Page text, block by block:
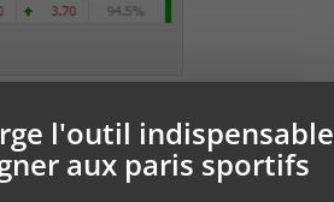
1xBet) ou
l'outil indispensable
aux paris sportifs